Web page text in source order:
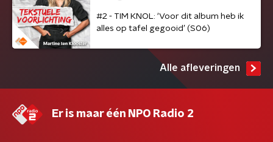
#2 - TIM KNOL: ‘Voor dit album heb ik
alles op tafel gegooid’ (S06)
Alle afleveringen
Er is maar één NPO Radio 2